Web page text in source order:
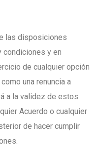
las disposiciones
y en
de cualquier opción
una renuncia a
a la validez de estos
Acuerdo o cualquier
de hacer cumplir